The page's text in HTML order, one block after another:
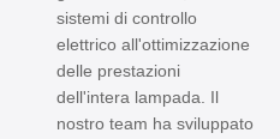
sistemi di controllo
elettrico all'ottimizzazione
delle prestazioni
dell'intera lampada. Il
nostro team ha sviluppato